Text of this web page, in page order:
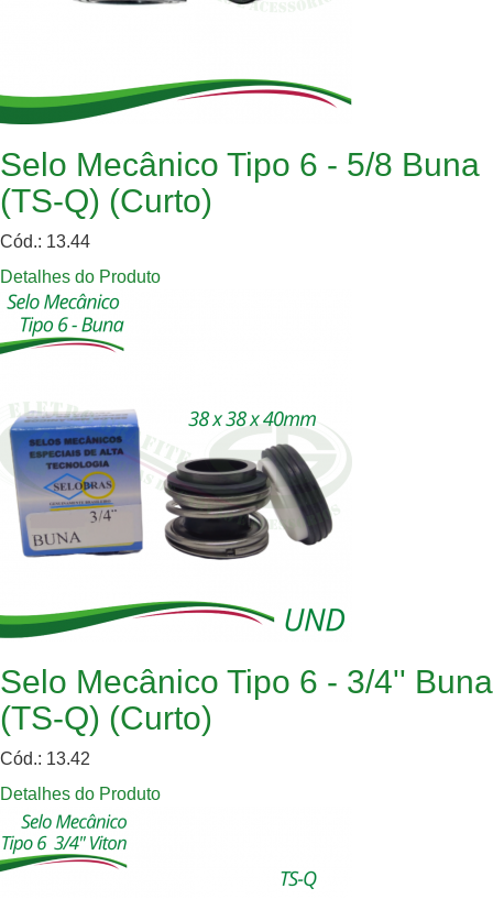
Selo Mecânico Tipo 6 - 5/8 Buna
(TS-Q) (Curto)
Cód.: 13.44
Detalhes do Produto
Selo Mecânico Tipo 6 - 3/4'' Buna
(TS-Q) (Curto)
Cód.: 13.42
Detalhes do Produto